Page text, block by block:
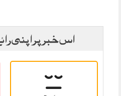
اس خبر پر اپنی